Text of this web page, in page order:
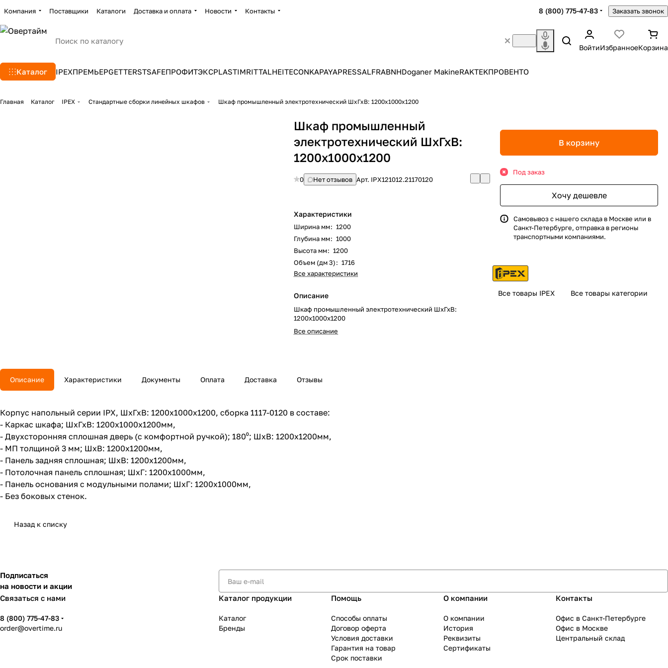
Компания Поставщики Каталоги Доставка и оплата Новости Контакты 8 (800) 775-47-83 Заказать звонок
ВойтиИзбранноеКорзина
Каталог IPEXПРЕМЬЕРGETTERSTSAFEПРОФИТЭКСPLASTIMRITTALHEITECONKAPAYAPRESSALFRABNHDoganer MakineRAKTEKПРОВЕНТО
Главная Каталог IPEX Стандартные сборки линейных шкафов Шкаф промышленный электротехнический ШхГхВ: 1200х1000х1200
Шкаф промышленный
электротехнический ШхГхВ:
1200х1000х1200
0 Нет отзывов Арт. IPX121012.21170120
Характеристики
Ширина мм: 1200
Глубина мм: 1000
Высота мм: 1200
Объем (дм 3): 1716
Все характеристики
Описание
Шкаф промышленный электротехнический ШхГхВ:
1200х1000х1200
Все описание
В корзину
Под заказ
Хочу дешевле
Самовывоз с нашего склада в Москве или в
Санкт-Петербурге, отправка в регионы
транспортными компаниями.
Все товары IPEX Все товары категории
Описание Характеристики Документы Оплата Доставка Отзывы
Корпус напольный серии IPX, ШхГхВ: 1200х1000х1200, сборка 1117-0120 в составе:
- Каркас шкафа; ШхГхВ: 1200x1000х1200мм,
- Двухсторонняя сплошная дверь (с комфортной ручкой); 180⁰; ШхВ: 1200х1200мм,
- МП толщиной 3 мм; ШхВ: 1200х1200мм,
- Панель задняя сплошная; ШхВ: 1200х1200мм,
- Потолочная панель сплошная; ШхГ: 1200х1000мм,
- Панель основания с модульными полами; ШхГ: 1200х1000мм,
- Без боковых стенок.
Назад к списку
Подписаться
на новости и акции
Связаться с нами
8 (800) 775-47-83
order@overtime.ru
Каталог продукции
Каталог
Бренды
Помощь
Способы оплаты
Договор оферта
Условия доставки
Гарантия на товар
Срок поставки
О компании
О компании
История
Реквизиты
Сертификаты
Контакты
Офис в Санкт-Петербурге
Офис в Москве
Центральный склад